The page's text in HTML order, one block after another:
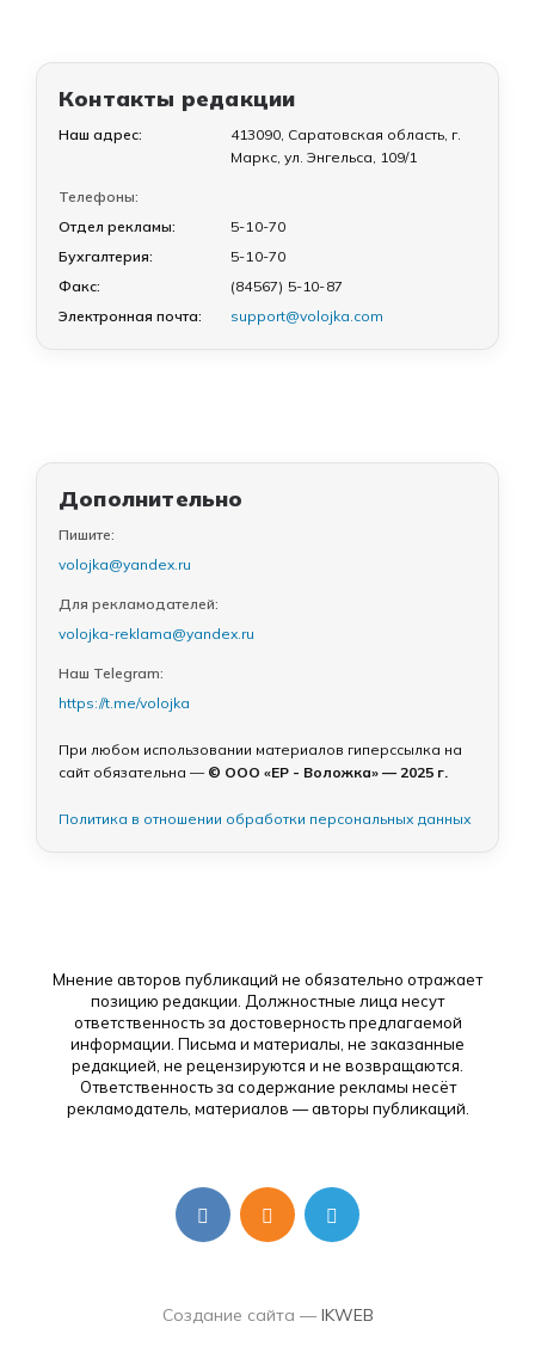
Контакты редакции
Наш адрес:
413090, Саратовская область, г.
Маркс, ул. Энгельса, 109/1
Телефоны:
Отдел рекламы:
5-10-70
Бухгалтерия:
5-10-70
Факс:
(84567) 5-10-87
Электронная почта:
support@volojka.com
Дополнительно
Пишите:
volojka@yandex.ru
Для рекламодателей:
volojka-reklama@yandex.ru
Наш Telegram:
https://t.me/volojka
При любом использовании материалов гиперссылка на
сайт обязательна — © ООО «ЕР - Воложка» — 2025 г.
Политика в отношении обработки персональных данных
Мнение авторов публикаций не обязательно отражает
позицию редакции. Должностные лица несут
ответственность за достоверность предлагаемой
информации. Письма и материалы, не заказанные
редакцией, не рецензируются и не возвращаются.
Ответственность за содержание рекламы несёт
рекламодатель, материалов — авторы публикаций.
Создание сайта — IKWEB